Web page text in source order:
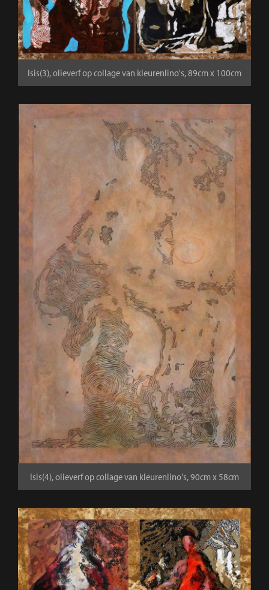
Isis(3), olieverf op collage van kleurenlino's, 89cm x 100cm
Isis(4), olieverf op collage van kleurenlino's, 90cm x 58cm